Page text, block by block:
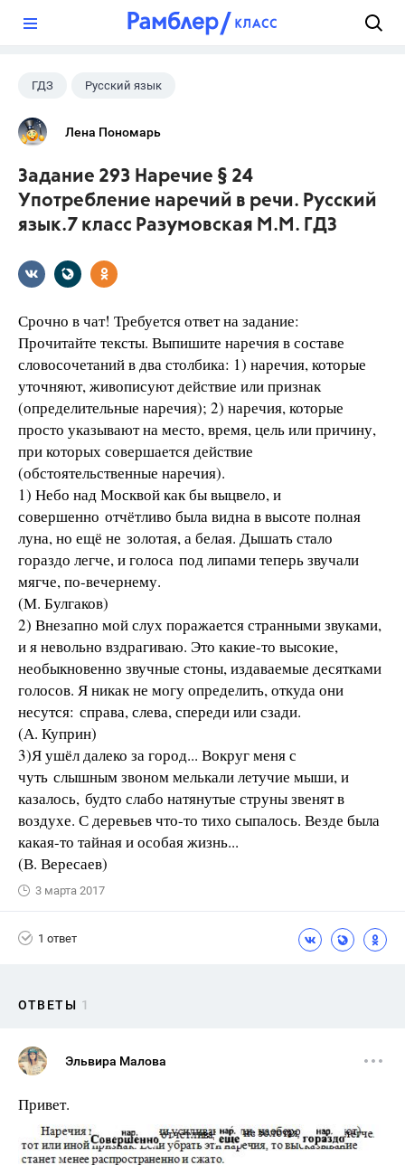
ГДЗ Русский язык
Разумовская М.М.
Лена Пономарь
Задание 293 Наречие § 24
Употребление наречий в речи. Русский
язык.7 класс Разумовская М.М. ГДЗ
Срочно в чат! Требуется ответ на задание:
Прочитайте тексты. Выпишите наречия в составе
словосочетаний в два столбика: 1) наречия, которые
уточняют, живописуют действие или признак
(определительные наречия); 2) наречия, которые
просто указывают на место, время, цель или причину,
при которых совершается действие
(обстоятельственные наречия).
1) Небо над Москвой как бы выцвело, и
совершенно отчётливо была видна в высоте полная
луна, но ещё не золотая, а белая. Дышать стало
гораздо легче, и голоса под липами теперь звучали
мягче, по-вечернему.
(М. Булгаков)
2) Внезапно мой слух поражается странными звуками,
и я невольно вздрагиваю. Это какие-то высокие,
необыкновенно звучные стоны, издаваемые десятками
голосов. Я никак не могу определить, откуда они
несутся: справа, слева, спереди или сзади.
(А. Куприн)
3)Я ушёл далеко за город... Вокруг меня с
чуть слышным звоном мелькали летучие мыши, и
казалось, будто слабо натянутые струны звенят в
воздухе. С деревьев что-то тихо сыпалось. Везде была
какая-то тайная и особая жизнь...
(В. Вересаев)
3 марта 2017
1 ответ
ОТВЕТЫ 1
Эльвира Малова
Привет.